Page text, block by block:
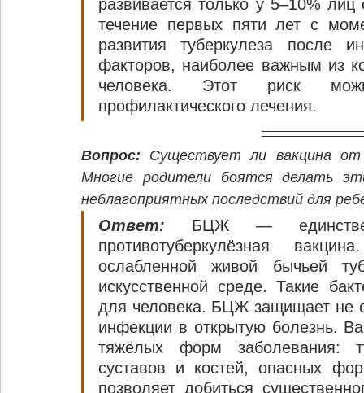
развивается только у 5–10%
течение первых пяти лет с
развития туберкулеза после
факторов, наиболее важным из
человека. Этот риск
профилактического лечения.
Вопрос: Существует ли вакцина
Многие родители боятся делать
неблагоприятных последствий для
Ответ: БЦЖ —
противотуберкулёзная
ослабленной живой бычьей
искусственной среде. Такие
для человека. БЦЖ защищает не
инфекции в открытую болезнь.
тяжёлых форм заболевания:
суставов и костей, опасных
позволяет добиться